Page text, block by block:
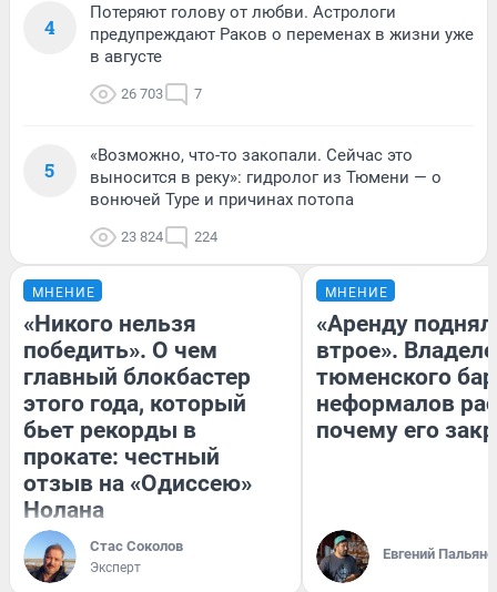
4
Потеряют голову от любви. Астрологи
предупреждают Раков о переменах в жизни уже
в августе
26 703 7
5
«Возможно, что-то закопали. Сейчас это
выносится в реку»: гидролог из Тюмени — о
вонючей Туре и причинах потопа
23 824 224
МНЕНИЕ
«Никого нельзя
победить». О чем
главный блокбастер
этого года, который
бьет рекорды в
прокате: честный
отзыв на «Одиссею»
Нолана
Стас Соколов
Эксперт
МНЕНИЕ
«Аренду
втрое».
тюменского
неформалов
почему его
Евгений